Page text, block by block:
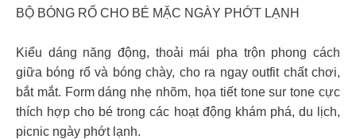
BỘ BÓNG RỔ CHO BÉ MẶC NGÀY PHỚT LẠNH
Kiểu dáng năng động, thoải mái pha trộn phong cách
giữa bóng rổ và bóng chày, cho ra ngay outfit chất chơi,
bắt mắt. Form dáng nhẹ nhõm, họa tiết tone sur tone cực
thích hợp cho bé trong các hoạt động khám phá, du lịch,
picnic ngày phớt lạnh.